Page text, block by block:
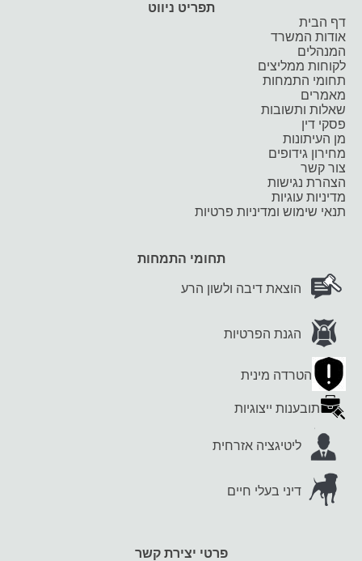
תפריט ניווט
דף הבית
אודות המשרד
המנהלים
לקוחות ממליצים
תחומי התמחות
מאמרים
שאלות ותשובות
פסקי דין
מן העיתונות
מחירון גידופים
צור קשר
הצהרת נגישות
מדיניות עוגיות
תנאי שימוש ומדיניות פרטיות
תחומי התמחות
הוצאת דיבה ולשון הרע
הגנת הפרטיות
הטרדה מינית
תובענות ייצוגיות
ליטיגציה אזרחית
דיני בעלי חיים
פרטי יצירת קשר